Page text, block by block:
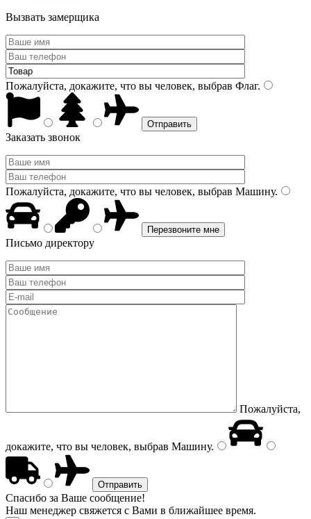
Вызвать замерщика
Пожалуйста, докажите, что вы человек, выбрав Флаг.
Заказать звонок
Пожалуйста, докажите, что вы человек, выбрав Машину.
Письмо директору
Пожалуйста,
докажите, что вы человек, выбрав Машину.
Спасибо за Ваше сообщение!
Наш менеджер свяжется с Вами в ближайшее время.